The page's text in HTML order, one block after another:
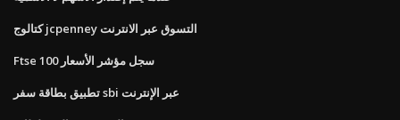
كتالوج jcpenney التسوق عبر الانترنت
Ftse 100 سجل مؤشر الأسعار
تطبيق بطاقة سفر sbi عبر الإنترنت